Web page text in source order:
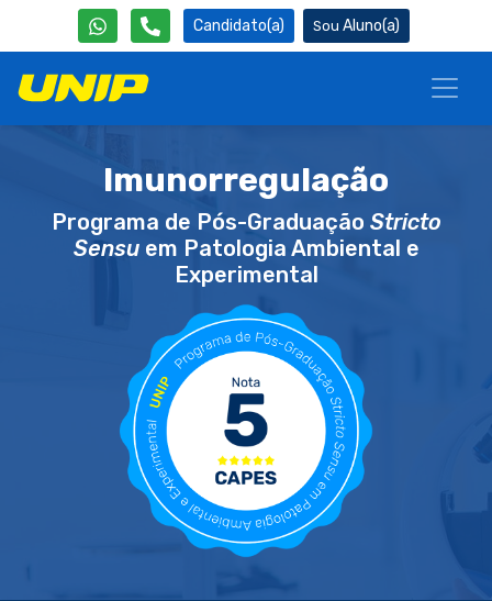
Candidato(a) Aluno(a)
Imunorregulação
Programa de Pós-Graduação Stricto
Sensuem Patologia Ambiental e
Experimental